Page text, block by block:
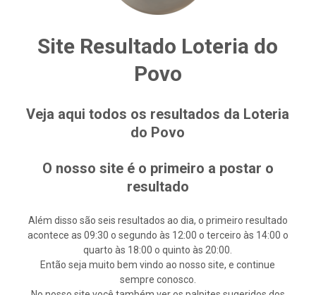
Site Resultado Loteria do
Povo
Veja aqui todos os resultados da Loteria
do Povo
O nosso site é o primeiro a postar o
resultado
Além disso são seis resultados ao dia, o primeiro resultado
acontece as 09:30 o segundo às 12:00 o terceiro às 14:00 o
quarto às 18:00 o quinto às 20:00.
Então seja muito bem vindo ao nosso site, e continue
sempre conosco.